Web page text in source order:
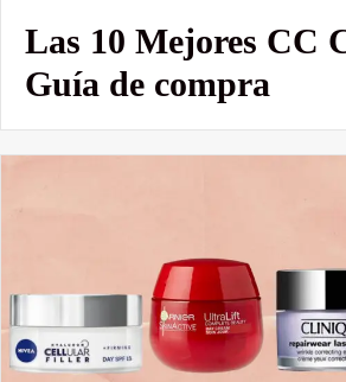
Las 10 Mejores CC
Guía de compra